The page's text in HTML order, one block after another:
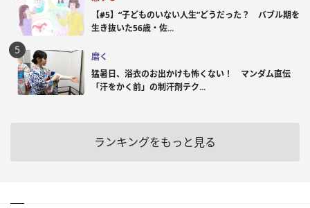
【#5】“子どものいない人生”どうだった？ バブル期を
生き抜いた56歳・佐...
磨く
猛暑日、浴衣のお出かけも怖くない！ マンダム直伝
「汗をかく前」の制汗剤テク...
ランキングをもっと見る